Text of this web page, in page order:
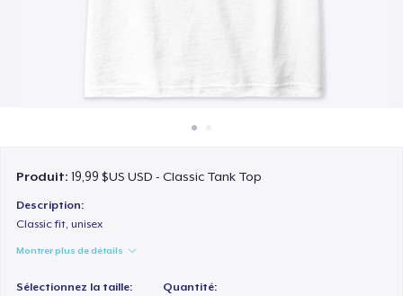
Produit:19,99 $US USD - Classic Tank Top
Description:
Classic fit, unisex
Montrer plus de détails
Sélectionnez la taille: Quantité: